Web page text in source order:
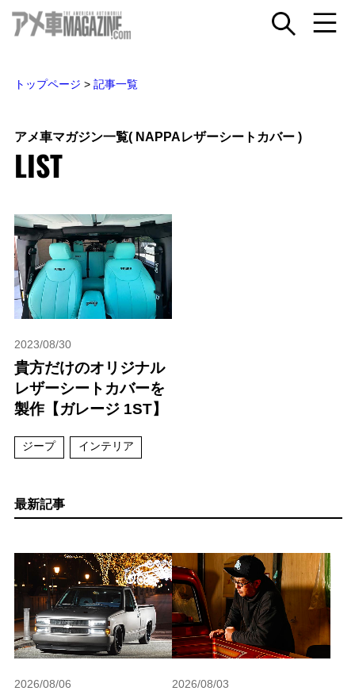
トップページ > 記事一覧
アメ車マガジン一覧( NAPPAレザーシートカバー )
LIST
2023/08/30
貴方だけのオリジナル
レザーシートカバーを
製作【ガレージ 1ST】
ジープ インテリア
最新記事
2026/08/06 2026/08/03